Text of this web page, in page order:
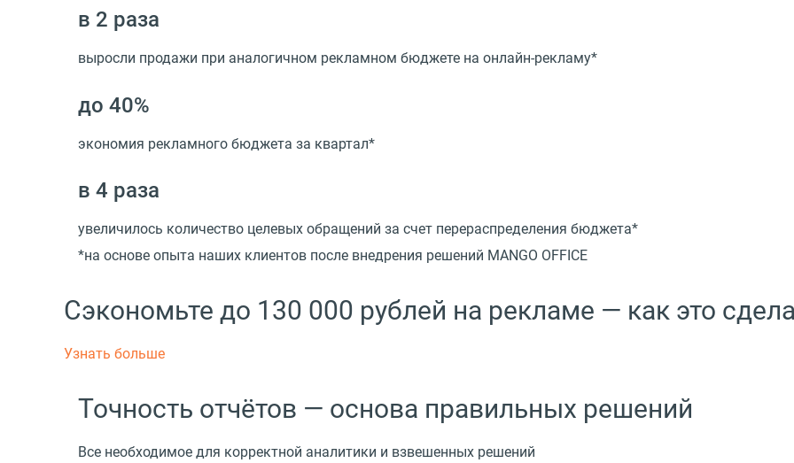
в 2 раза
выросли продажи при аналогичном рекламном бюджете на онлайн-рекламу*
до 40%
экономия рекламного бюджета за квартал*
в 4 раза
увеличилось количество целевых обращений за счет перераспределения бюджета*
*на основе опыта наших клиентов после внедрения решений MANGO OFFICE
Сэкономьте до 130 000 рублей на рекламе — как это
Узнать больше
Точность отчётов — основа правильных решений
Все необходимое для корректной аналитики и взвешенных решений